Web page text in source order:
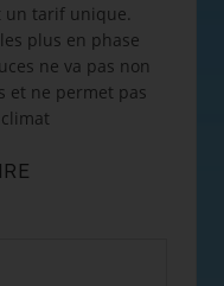
un tarif unique.
plus en phase
ne va pas non
et ne permet pas